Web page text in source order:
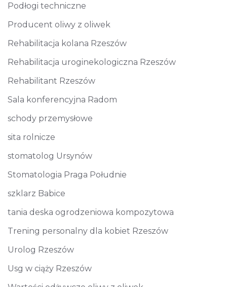
Podłogi techniczne
Producent oliwy z oliwek
Rehabilitacja kolana Rzeszów
Rehabilitacja uroginekologiczna Rzeszów
Rehabilitant Rzeszów
Sala konferencyjna Radom
schody przemysłowe
sita rolnicze
stomatolog Ursynów
Stomatologia Praga Południe
szklarz Babice
tania deska ogrodzeniowa kompozytowa
Trening personalny dla kobiet Rzeszów
Urolog Rzeszów
Usg w ciąży Rzeszów